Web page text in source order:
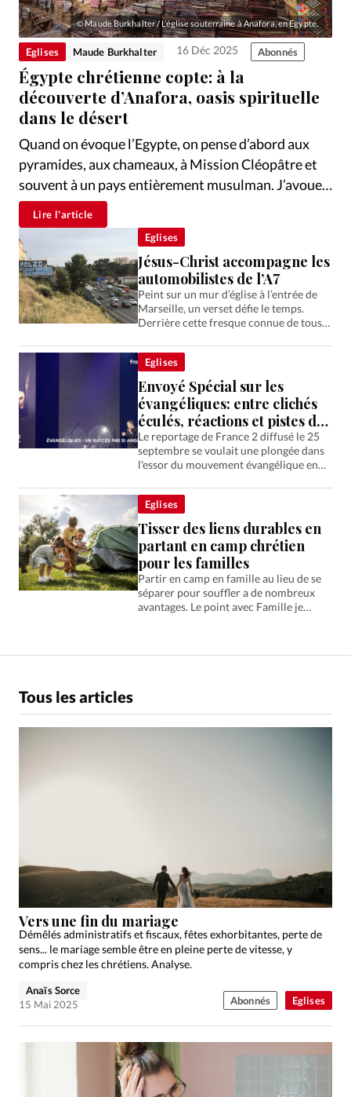
Devise:CHF
RUBRIQUES
Tous les articles
Actualité chrétienne
Actualité internationale
Chronique
Culture
Dossier
Eglises
Opinions
Publireportage
Relations Aujourd'hui
Société
Tour du monde des Eglises
Trait d'Ixène
Vécu
Vie Intérieure
©Maude Burkhalter / L’église souterraine à Anafora, en Egypte.
Eglises Maude Burkhalter 16 Déc 2025 Abonnés
Égypte chrétienne copte: à la
découverte d’Anafora, oasis spirituelle
dans le désert
Quand on évoque l’Egypte, on pense d’abord aux
pyramides, aux chameaux, à Mission Cléopâtre et
souvent à un pays entièrement musulman. J’avoue:
en débarquant au Caire fin octobre, j’avais encore
ces images en tête. Oui, j’ai fait la touriste classique,
les pyramides de Gizeh, le selfie devant le Sphinx, le
tour à dos de chameau.…
Lire l'article
Eglises
Jésus-Christ accompagne les
automobilistes de l’A7
Peint sur un mur d’église à l’entrée de
Marseille, un verset défie le temps.
Derrière cette fresque connue de tous
d’une communauté évangélique
arménienne.
Eglises
Envoyé Spécial sur les
évangéliques: entre clichés
éculés, réactions et pistes de
réflexion
Le reportage de France 2 diffusé le 25
septembre se voulait une plongée dans
l'essor du mouvement évangélique en
diffusées révèlent un traitement
déséquilibré mais qui soulève malgré
tout des questions…
Eglises
Tisser des liens durables en
partant en camp chrétien
pour les familles
Partir en camp en famille au lieu de se
séparer pour souffler a de nombreux
avantages. Le point avec Famille je
Tous les articles
Eglises
Vers une fin du mariage
Démêlés administratifs et fiscaux, fêtes exhorbitantes, perte de
sens... le mariage semble être en pleine perte de vitesse, y
compris chez les chrétiens. Analyse.
Anaïs Sorce
15 Mai 2025
Abonnés